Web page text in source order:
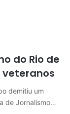
do Rio de
demitiu um
de Jornalismo…